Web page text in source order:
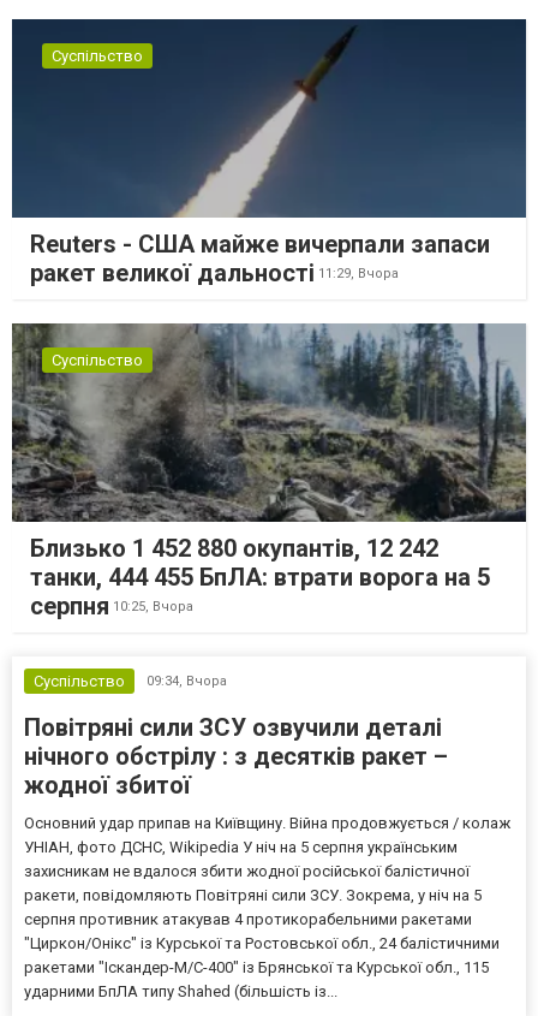
Суспільство
Reuters - США майже вичерпали запаси
ракет великої дальності 11:29, Вчора
Суспільство
Близько 1 452 880 окупантів, 12 242
танки, 444 455 БпЛА: втрати ворога на 5
серпня 10:25, Вчора
Суспільство 09:34, Вчора
Повітряні сили ЗСУ озвучили деталі
нічного обстрілу : з десятків ракет –
жодної збитої
Основний удар припав на Київщину. Війна продовжується / колаж
УНІАН, фото ДСНС, Wikipedia У ніч на 5 серпня українським
захисникам не вдалося збити жодної російської балістичної
ракети, повідомляють Повітряні сили ЗСУ. Зокрема, у ніч на 5
серпня противник атакував 4 протикорабельними ракетами
"Циркон/Онікс" із Курської та Ростовської обл., 24 балістичними
ракетами "Іскандер-М/С-400" із Брянської та Курської обл., 115
ударними БпЛА типу Shahed (більшість із...